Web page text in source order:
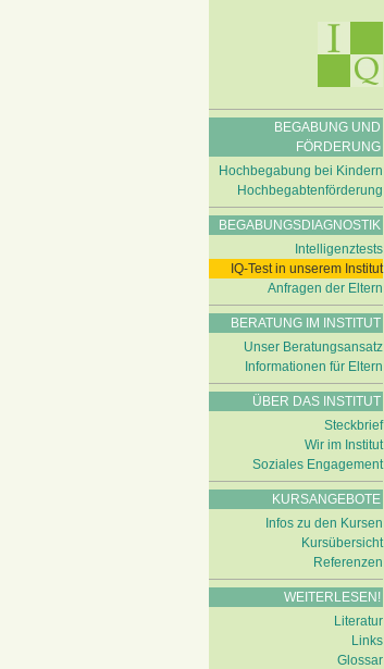
BEGABUNG UND
FÖRDERUNG
Hochbegabung bei Kindern
Hochbegabtenförderung
BEGABUNGSDIAGNOSTIK
Intelligenztests
IQ-Test in unserem Institut
Anfragen der Eltern
BERATUNG IM INSTITUT
Unser Beratungsansatz
Informationen für Eltern
ÜBER DAS INSTITUT
Steckbrief
Wir im Institut
Soziales Engagement
KURSANGEBOTE
Infos zu den Kursen
Kursübersicht
Referenzen
WEITERLESEN!
Literatur
Links
Glossar